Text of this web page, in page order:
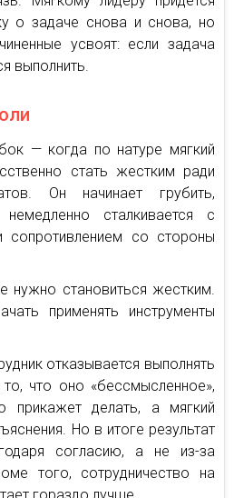
о задаче снова и снова, но
усвоят: если задача
выполнить.
— когда по натуре мягкий
стать жестким ради
Он начинает грубить,
сталкивается с
сопротивлением со стороны
нужно становиться жестким.
применять инструменты
отказывается выполнять
что оно «бессмысленное»,
прикажет делать, а мягкий
Но в итоге результат
согласию, а не из-за
того, сотрудничество на